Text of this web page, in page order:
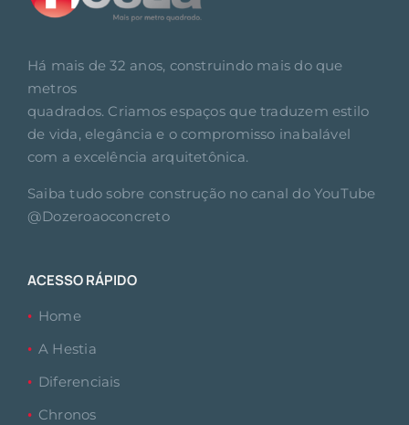
Há mais de 32 anos, construindo mais do que
metros
quadrados. Criamos espaços que traduzem estilo
de vida, elegância e o compromisso inabalável
com a excelência arquitetônica.
Saiba tudo sobre construção no canal do YouTube
@Dozeroaoconcreto
ACESSO RÁPIDO
Home
A Hestia
Diferenciais
Chronos